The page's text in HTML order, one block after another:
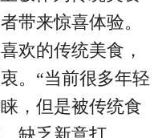
带来惊喜体验。
欢的传统美食，
。“当前很多年轻
，但是被传统食